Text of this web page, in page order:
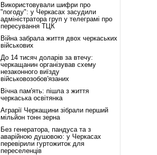
Використовували шифри про
"погоду": у Черкасах засудили
адміністратора груп у телеграмі про
пересування ТЦК
Війна забрала життя двох черкаських
військових
До 14 тисяч доларів за втечу:
черкащанин організував схему
незаконного виїзду
військовозобов'язаних
Вічна пам'ять: пішла з життя
черкаська освітянка
Аграрії Черкащини зібрали перший
мільйон тонн зерна
Без генератора, пандуса та з
аварійною душовою: у Черкасах
перевірили гуртожиток для
переселенців